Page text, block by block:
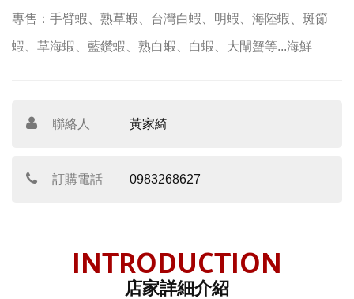
專售：手臂蝦、熟草蝦、台灣白蝦、明蝦、海陸蝦、斑節
蝦、草海蝦、藍鑽蝦、熟白蝦、白蝦、大閘蟹等...海鮮
聯絡人 黃家綺
訂購電話 0983268627
INTRODUCTION
店家詳細介紹